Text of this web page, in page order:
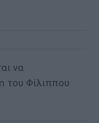
να
του Φίλιππου